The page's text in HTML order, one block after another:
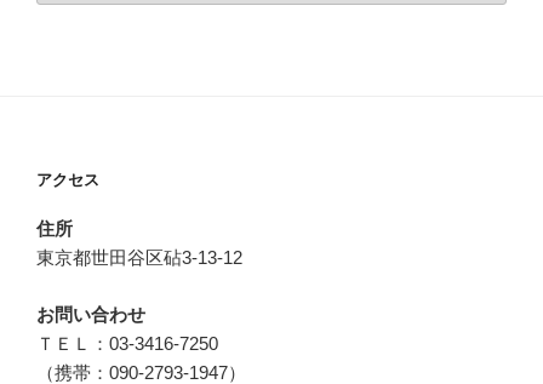
アクセス
住所
東京都世田谷区砧3-13-12
お問い合わせ
ＴＥＬ：03-3416-7250
（携帯：090-2793-1947）